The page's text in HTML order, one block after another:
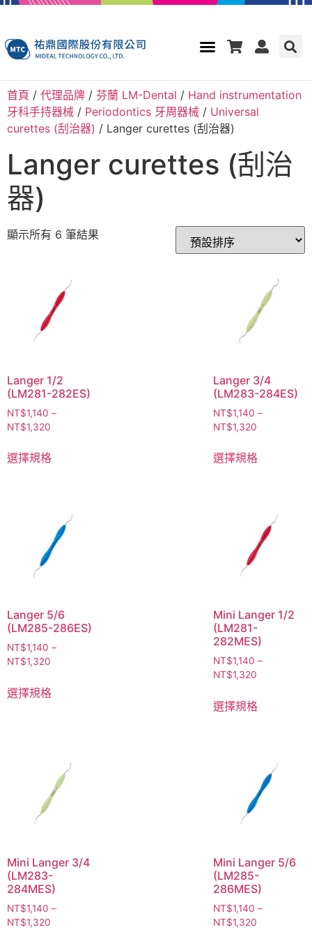
首頁 / 代理品牌 / 芬蘭 LM-Dental / Hand instrumentation
牙科手持器械 / Periodontics 牙周器械 / Universal
curettes (刮治器) / Langer curettes (刮治器)
Langer curettes (刮治
器)
顯示所有 6 筆結果
Langer 1/2
(LM281-282ES)
NT$1,140 –
NT$1,320
選擇規格
Langer 3/4
(LM283-284ES)
NT$1,140 –
NT$1,320
選擇規格
Langer 5/6
(LM285-286ES)
NT$1,140 –
NT$1,320
選擇規格
Mini Langer 1/2
(LM281-
282MES)
NT$1,140 –
NT$1,320
選擇規格
Mini Langer 3/4
(LM283-
284MES)
NT$1,140 –
NT$1,320
Mini Langer 5/6
(LM285-
286MES)
NT$1,140 –
NT$1,320